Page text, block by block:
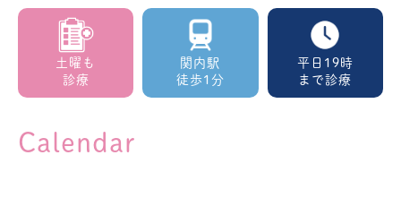
土曜も
診療
関内駅
徒歩1分
平日19時
まで診療
Calendar